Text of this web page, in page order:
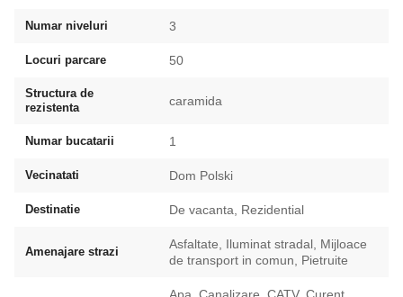
Numar niveluri 3
Locuri parcare 50
Structura de
rezistenta
caramida
Numar bucatarii 1
Vecinatati Dom Polski
Destinatie De vacanta, Rezidential
Amenajare strazi
Asfaltate, Iluminat stradal, Mijloace
de transport in comun, Pietruite